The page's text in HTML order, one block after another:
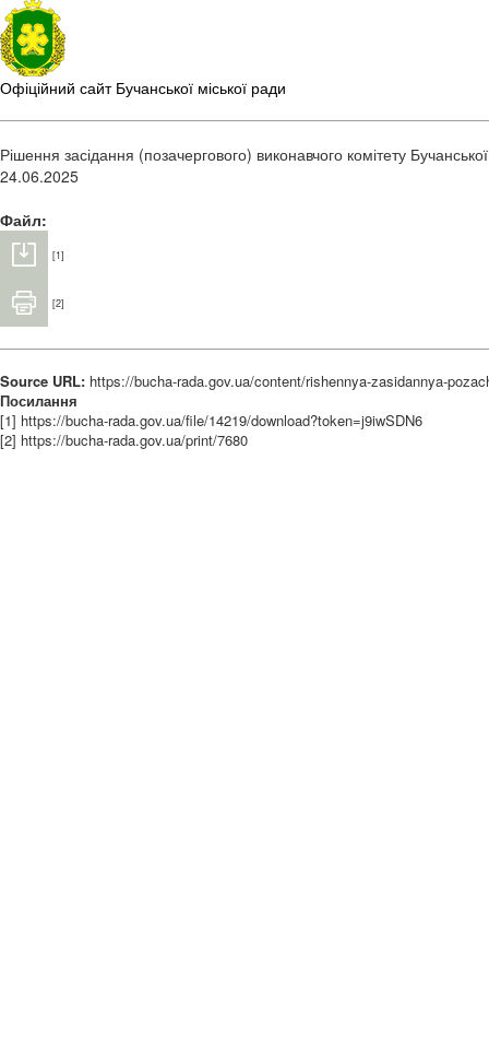
Офіційний сайт Бучанської міської ради
Рішення засідання (позачергового) виконавчого комітету
24.06.2025
Файл:
[1]
[2]
Source URL: https://bucha-rada.gov.ua/content/rishennya-zasidannya-
Посилання
[1] https://bucha-rada.gov.ua/file/14219/download?token=j9iwSDN6
[2] https://bucha-rada.gov.ua/print/7680